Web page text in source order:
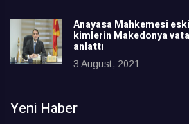
Anayasa Mahkemesi
kimlerin Makedonya
anlattı
3 August, 2021
Yeni Haber